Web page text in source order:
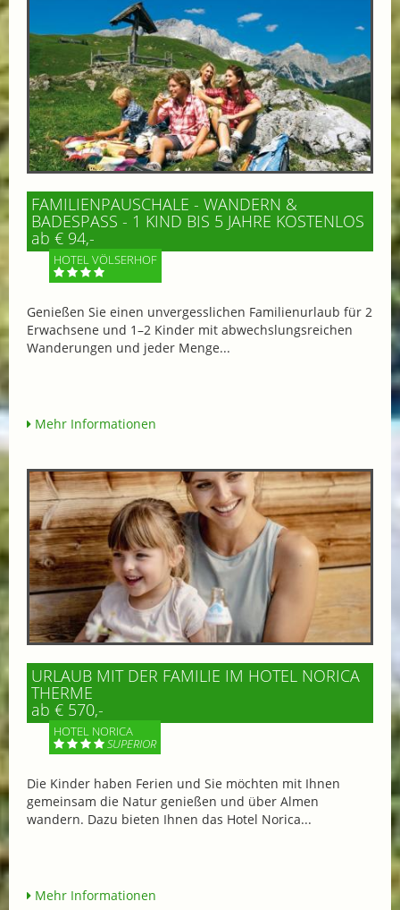
FAMILIENPAUSCHALE - WANDERN &
BADESPASS - 1 KIND BIS 5 JAHRE KOSTENLOS
ab € 94,-
HOTEL VÖLSERHOF
Genießen Sie einen unvergesslichen Familienurlaub für 2
Erwachsene und 1–2 Kinder mit abwechslungsreichen
Wanderungen und jeder Menge...
Mehr Informationen
URLAUB MIT DER FAMILIE IM HOTEL NORICA
THERME
ab € 570,-
HOTEL NORICA
SUPERIOR
Die Kinder haben Ferien und Sie möchten mit Ihnen
gemeinsam die Natur genießen und über Almen
wandern. Dazu bieten Ihnen das Hotel Norica...
Mehr Informationen